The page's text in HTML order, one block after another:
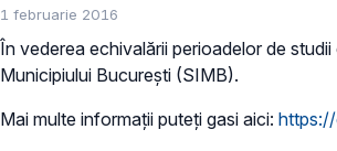
1 februarie 2016
În vederea echivalării perioadelor de
Municipiului București (SIMB).
Mai multe informații puteți gasi aici: